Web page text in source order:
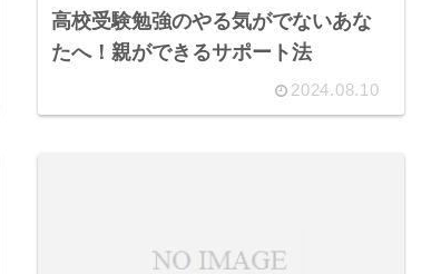
高校受験勉強のやる気がでないあな
たへ！親ができるサポート法
2024.08.10